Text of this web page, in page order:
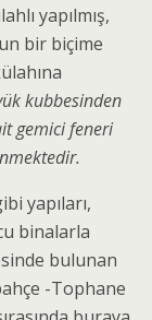
yapılmış,
bir biçime
kubbesinden
gemici feneri
yapıları,
binalarla
bulunan
-Tophane